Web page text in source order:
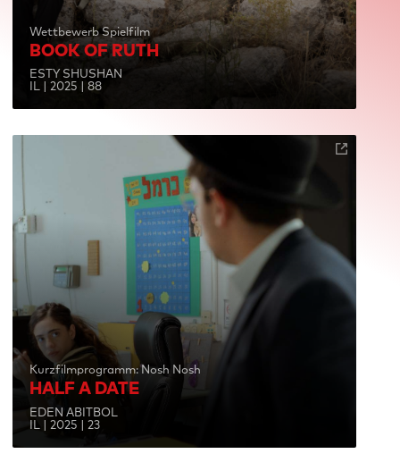
Wettbewerb Spielfilm
BOOK OF RUTH
ESTY SHUSHAN
IL | 2025 | 88
Kurzfilmprogramm: Nosh Nosh
HALF A DATE
EDEN ABITBOL
IL | 2025 | 23